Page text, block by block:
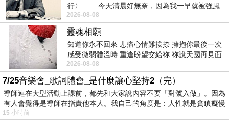
行〉 今天清晨好無奈，因為我一早就被強風
2026-08-08
靈魂相願
知道你永不回來 悲痛心情難按捺 擁抱你最後一次
感受微弱體溫時 重逢盼望交給祢 祢說天國再見面
此刻忍淚說別離 他日靈魂再
2026-08-08
7/25音樂會_歌詞體會_是什麼讓心堅持2（完）
導師連在大型活動上課前，都先和大家說內容不要「對號入做」。因為
有人會覺得是導師在指責他本人。我自己的角度是：人性就是貪瞋癡慢
15 小時前